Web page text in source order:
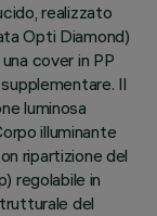
realizzato
Opti Diamond)
cover in PP
Il
luminosa
illuminante
ripartizione del
regolabile in
del